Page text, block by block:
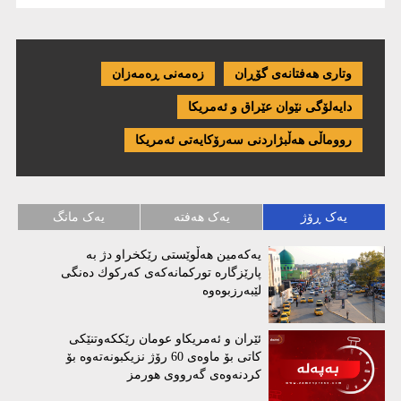
وتاری هەفتانەی گۆڕان زەمەنی ڕەمەزان
دایەلۆگی نێوان عێراق و ئەمریكا
رووماڵی هەڵبژاردنی سەرۆکایەتی ئەمریکا
یەک ڕۆژ یەک هەفتە یەک مانگ
یەكەمین هەڵوێستی رێكخراو دژ بە
پارێزگارە توركمانەكەی كەركوك دەنگی
لێبەرزبوەوە
ئێران و ئەمریكاو عومان رێككەوتنێكی
كاتی بۆ ماوەی 60 رۆژ نزیكبونەتەوە بۆ
كردنەوەی گەرووی هورمز